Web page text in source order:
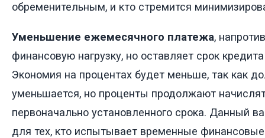
обременительным, и кто стремится
Уменьшение ежемесячного платежа,
финансовую нагрузку, но оставляет срок
Экономия на процентах будет меньше, так как
уменьшается, но проценты продолжают
первоначально установленного срока. Данный
для тех, кто испытывает временные